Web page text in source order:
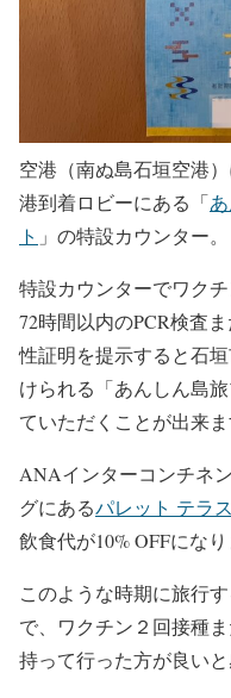
空港（南ぬ島石垣空港
港到着ロビーにある「
ト 」の特設カウンター。
特設カウンターでワク
72時間以内のPCR検査
性証明を提示すると石
けられる「あんしん島
ていただくことが出来ま
ANAインターコンチネ
グにあるパレット テラ
飲食代が10% OFFにな
このような時期に旅行
で、ワクチン２回接種
持って行った方が良いと